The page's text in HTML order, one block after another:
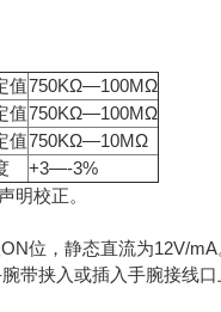
值750KΩ—100MΩ
值750KΩ—100MΩ
值750KΩ—10MΩ
+3—-3%
明校正。
位，静态直流为12V/mA
带挟入或插入手腕接线